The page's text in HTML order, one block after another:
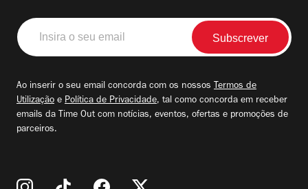
Insira
o
seu
Ao inserir o seu email concorda com os nossos Termos de
Utilização e Política de Privacidade, tal como concorda em receber
emails da Time Out com notícias, eventos, ofertas e promoções de
parceiros.